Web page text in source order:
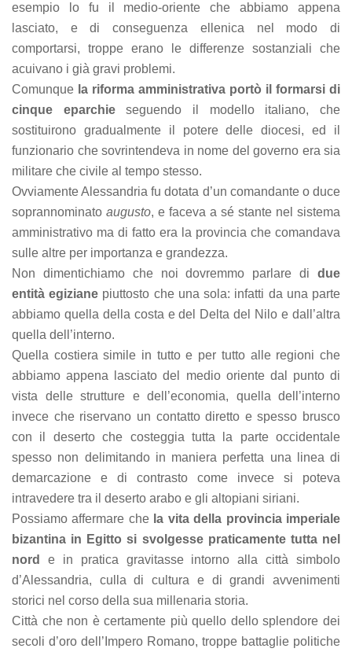
esempio lo fu il medio-oriente che abbiamo appena
lasciato, e di conseguenza ellenica nel modo di
comportarsi, troppe erano le differenze sostanziali che
acuivano i già gravi problemi.
Comunque la riforma amministrativa portò il formarsi di
cinque eparchieseguendo il modello italiano, che
sostituirono gradualmente il potere delle diocesi, ed il
funzionario che sovrintendeva in nome del governo era sia
militare che civile al tempo stesso.
Ovviamente Alessandria fu dotata d’un comandante o duce
soprannominato augusto, e faceva a sé stante nel sistema
amministrativo ma di fatto era la provincia che comandava
sulle altre per importanza e grandezza.
Non dimentichiamo che noi dovremmo parlare di due
entità egiziane piuttosto che una sola: infatti da una parte
abbiamo quella della costa e del Delta del Nilo e dall’altra
quella dell’interno.
Quella costiera simile in tutto e per tutto alle regioni che
abbiamo appena lasciato del medio oriente dal punto di
vista delle strutture e dell’economia, quella dell’interno
invece che riservano un contatto diretto e spesso brusco
con il deserto che costeggia tutta la parte occidentale
spesso non delimitando in maniera perfetta una linea di
demarcazione e di contrasto come invece si poteva
intravedere tra il deserto arabo e gli altopiani siriani.
Possiamo affermare che la vita della provincia imperiale
bizantina in Egitto si svolgesse praticamente tutta nel
nord
e in pratica gravitasse intorno alla città simbolo
d’Alessandria, culla di cultura e di grandi avvenimenti
storici nel corso della sua millenaria storia.
Città che non è certamente più quello dello splendore dei
secoli d’oro dell’Impero Romano, troppe battaglie politiche